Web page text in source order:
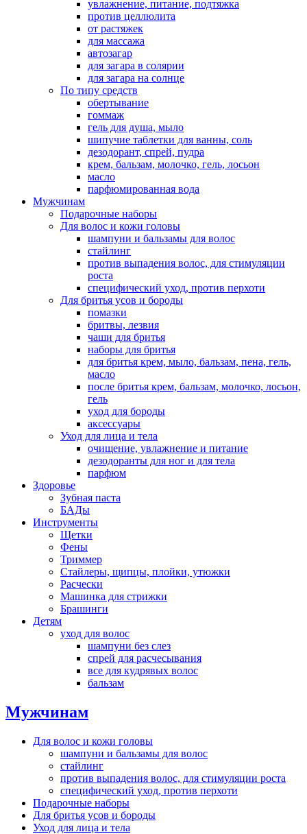
увлажнение, питание, подтяжка
против целлюлита
от растяжек
для массажа
автозагар
для загара в солярии
для загара на солнце
По типу средств
обертывание
гоммаж
гель для душа, мыло
шипучие таблетки для ванны, соль
дезодорант, спрей, пудра
крем, бальзам, молочко, гель, лосьон
масло
парфюмированная вода
Мужчинам
Подарочные наборы
Для волос и кожи головы
шампуни и бальзамы для волос
стайлинг
против выпадения волос, для стимуляции
роста
специфический уход, против перхоти
Для бритья усов и бороды
помазки
бритвы, лезвия
чаши для бритья
наборы для бритья
для бритья крем, мыло, бальзам, пена, гель,
масло
после бритья крем, бальзам, молочко, лосьон,
гель
уход для бороды
аксессуары
Уход для лица и тела
очищение, увлажнение и питание
дезодоранты для ног и для тела
парфюм
Здоровье
Зубная паста
БАДы
Инструменты
Щетки
Фены
Триммер
Стайлеры, щипцы, плойки, утюжки
Расчески
Машинка для стрижки
Брашинги
Детям
уход для волос
шампуни без слез
спрей для расчесывания
все для кудрявых волос
бальзам
Мужчинам
Для волос и кожи головы
шампуни и бальзамы для волос
стайлинг
против выпадения волос, для стимуляции роста
специфический уход, против перхоти
Подарочные наборы
Для бритья усов и бороды
Уход для лица и тела